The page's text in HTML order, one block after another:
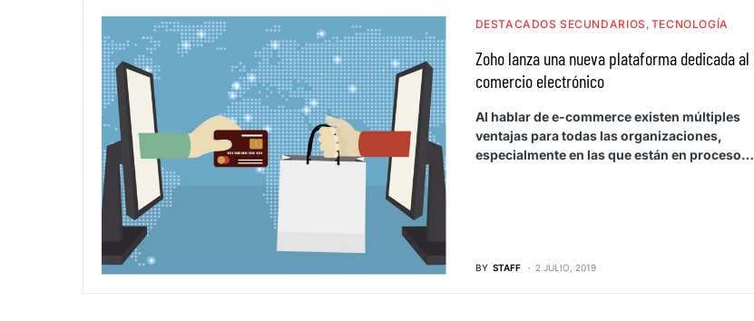
DESTACADOS SECUNDARIOS TECNOLOGÍA
Zoho lanza una nueva plataforma dedicada al
comercio electrónico
Al hablar de e-commerce existen múltiples
ventajas para todas las organizaciones,
especialmente en las que están en proceso…
BY STAFF 2 JULIO, 2019